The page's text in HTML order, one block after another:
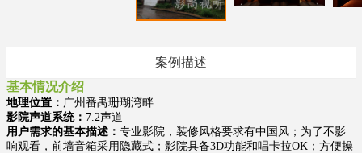
案例描述
基本情况介绍
地理位置： 广州番禺珊瑚湾畔
影院声道系统： 7.2声道
用户需求的基本描述： 专业影院，装修风格要求有中国风；为了不影
响观看，前墙音箱采用隐藏式；影院具备3D功能和唱卡拉OK；方便操